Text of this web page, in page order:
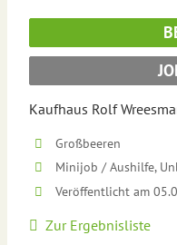
Kaufhaus Rolf
Großbeeren
Minijob / Aushilfe,
Veröffentlicht am
Zur Ergebnisliste